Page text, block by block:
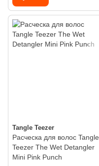
Tangle Teezer
Расческа для волос Tangle
Teezer The Wet Detangler
Mini Pink Punch